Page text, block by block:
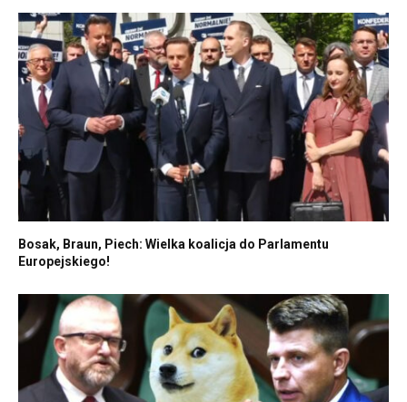
Bosak, Braun, Piech: Wielka koalicja do Parlamentu
Europejskiego!